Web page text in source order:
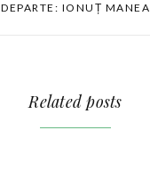
DEPARTE: IONUȚ MANEA
Related posts